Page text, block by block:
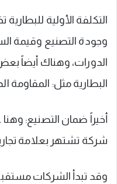
التكلفة الأولية
الدورات، وهناك أيضاً
البطارية مثل: المقاومة
أخيراً ضمان التصنيع:
شركة تشتهر بعلامة
وقد تبدأ الشركات